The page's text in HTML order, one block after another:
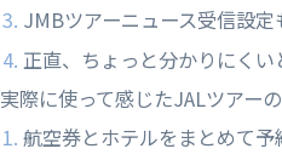
JMBツアーニュース受信設定
正直、ちょっと分かりにくい
実際に使って感じたJALツアー
航空券とホテルをまとめて予